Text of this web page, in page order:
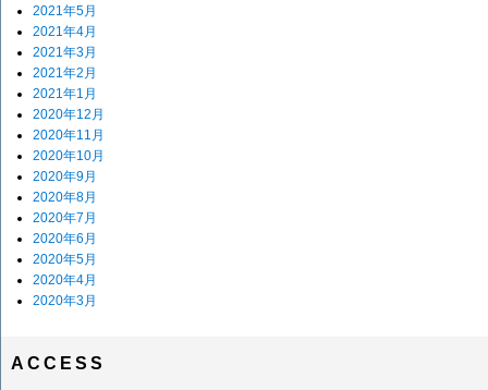
2021年5月
2021年4月
2021年3月
2021年2月
2021年1月
2020年12月
2020年11月
2020年10月
2020年9月
2020年8月
2020年7月
2020年6月
2020年5月
2020年4月
2020年3月
ACCESS